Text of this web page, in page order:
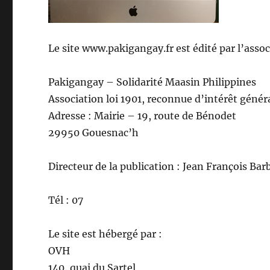
Le site www.pakigangay.fr est édité par
Pakigangay – Solidarité Maasin Philippines
Association loi 1901, reconnue d’intérêt
Adresse : Mairie – 19, route de Bénodet
29950 Gouesnac’h
Directeur de la publication : Jean François
Tél : 07
Le site est hébergé par :
OVH